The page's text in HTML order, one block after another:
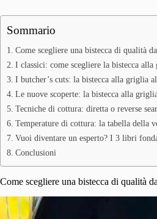
Sommario
Come scegliere una bistecca di qualità
I classici: come scegliere la bistecca
I butcher’s cuts: la bistecca alla griglia
Le nuove scoperte: la bistecca alla
Tecniche di cottura: diretta o reverse
Temperature di cottura: la tabella della
Vuoi diventare un esperto? I 3 libri
Conclusioni
Come scegliere una bistecca di qualità